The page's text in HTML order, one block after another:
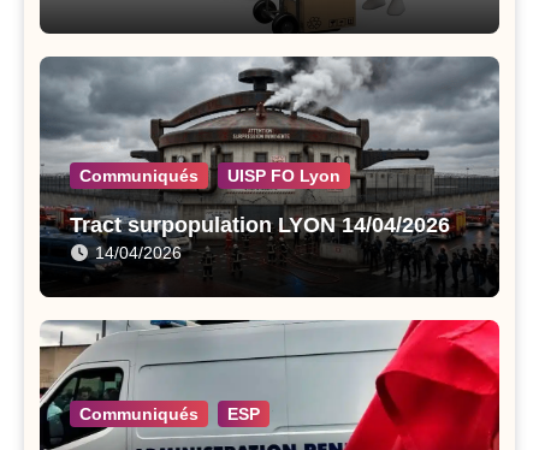
Communiqués UISP FO Lyon
Tract surpopulation LYON 14/04/2026
14/04/2026
Communiqués ESP